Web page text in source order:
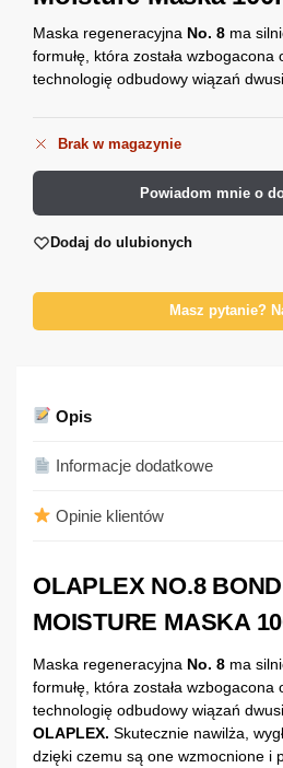
Maska regeneracyjna No. 8 ma
formułę, która została wzbogacona
technologię odbudowy wiązań
Brak w magazynie
Powiadom mnie o
Dodaj do ulubionych
Masz pytanie?
Opis
Informacje dodatkowe
Opinie klientów
OLAPLEX NO.8
MOISTURE MASKA
Maska regeneracyjna No. 8 ma
formułę, która została wzbogacona
technologię odbudowy wiązań
OLAPLEX. Skutecznie nawilża,
dzięki czemu są one wzmocnione i